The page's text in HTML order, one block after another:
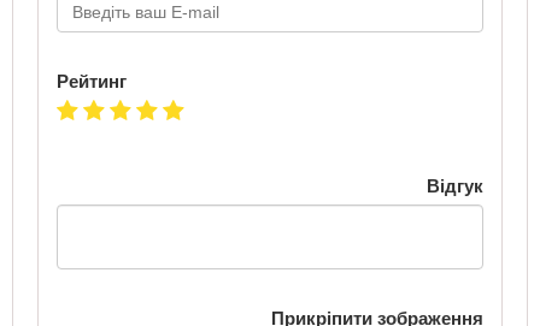
Рейтинг
Відгук
Прикріпити зображення